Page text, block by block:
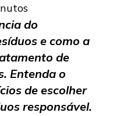
do
e como a
de
Entenda o
de escolher
responsável.